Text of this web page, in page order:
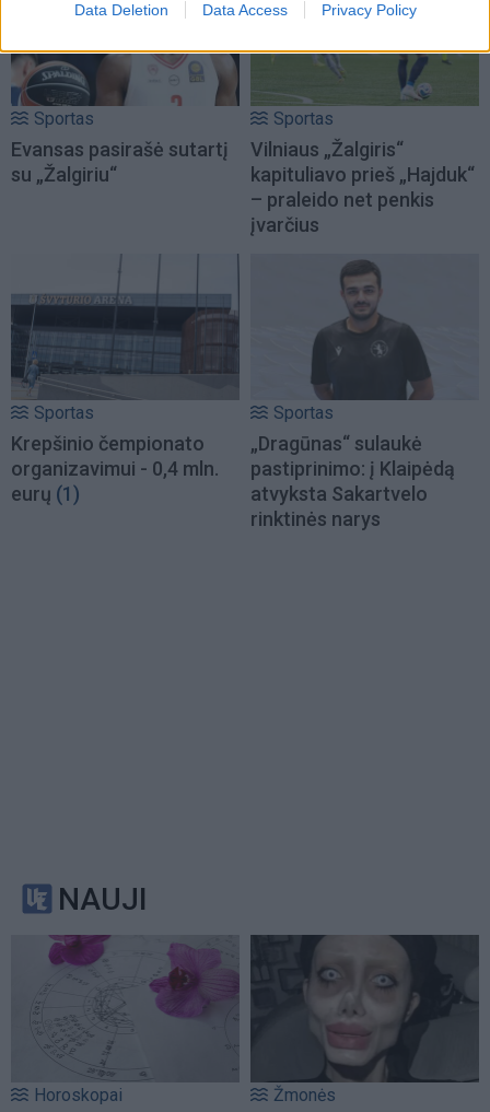
Data Deletion Data Access Privacy Policy
Sportas
Evansas pasirašė sutartį
su „Žalgiriu“
Sportas
Vilniaus „Žalgiris“
kapituliavo prieš „Hajduk“
– praleido net penkis
įvarčius
Sportas
Krepšinio čempionato
organizavimui - 0,4 mln.
eurų (1)
Sportas
„Dragūnas“ sulaukė
pastiprinimo: į Klaipėdą
atvyksta Sakartvelo
rinktinės narys
NAUJI
Horoskopai Žmonės